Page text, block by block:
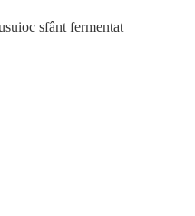
sfânt fermentat